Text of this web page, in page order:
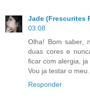
Jade (Frescurites
03:08
Olha! Bom saber,
duas cores e
ficar com alergia, ja
Vou ja testar o
Responder